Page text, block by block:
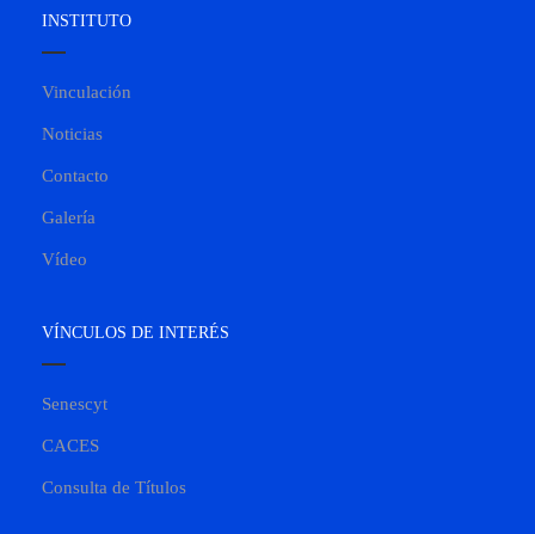
INSTITUTO
Vinculación
Noticias
Contacto
Galería
Vídeo
VÍNCULOS DE INTERÉS
Senescyt
CACES
Consulta de Títulos